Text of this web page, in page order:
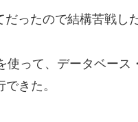
ったので結構苦戦した
って、データベース
きた。